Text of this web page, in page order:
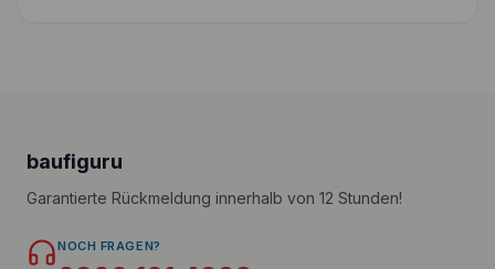
baufiguru
Garantierte Rückmeldung innerhalb von 12 Stunden!
NOCH FRAGEN?